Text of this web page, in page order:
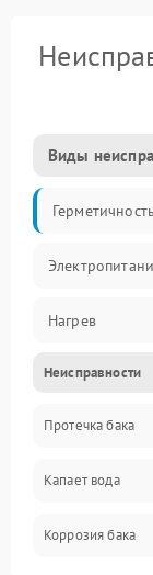
Виды
Герметичность
Нагрев
Датчики
Механика
Неисправности
Протечка бака
Капает вода
Коррозия бака